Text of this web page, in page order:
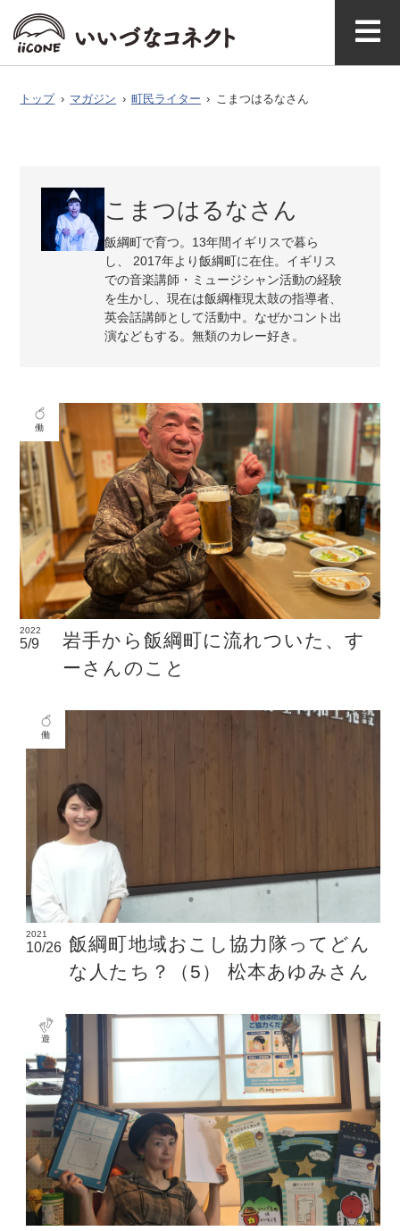
マガジ
ン公式
アク
セス
いいづなコネ
クトとは
ト
ジ
ン
トップ › マガジン › 町民ライター › こまつはるなさん
こまつはるなさん
飯綱町で育つ。13年間イギリスで暮ら
し、 2017年より飯綱町に在住。イギリス
での音楽講師・ミュージシャン活動の経験
を生かし、現在は飯綱権現太鼓の指導者、
英会話講師として活動中。なぜかコント出
演などもする。無類のカレー好き。
2022
5/9
岩手から飯綱町に流れついた、す
ーさんのこと
働
2021
10/26 飯綱町地域おこし協力隊ってどん
な人たち？（5） 松本あゆみさん
働
遊